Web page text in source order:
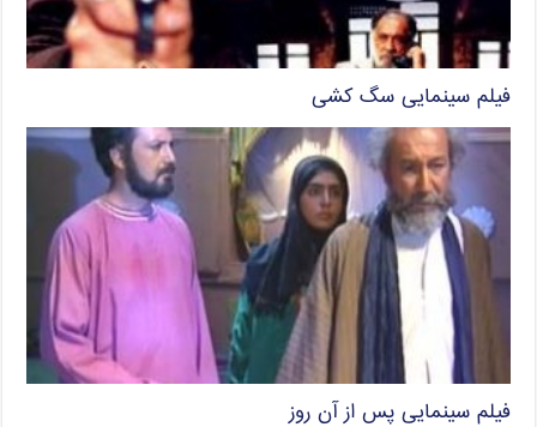
فیلم سینمایی سگ کشی
فیلم سینمایی پس از آن روز